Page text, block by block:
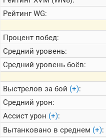
РейтингWG:
Процент побед:
Средний уровень:
Средний уровень боёв:
Выстрелов за бой (+):
Средний урон:
Ассист урон (+):
Вытанковано в среднем (+):